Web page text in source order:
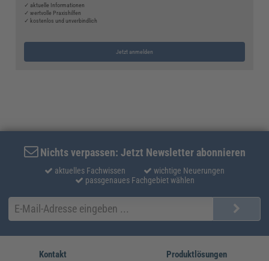
✓ aktuelle Informationen
✓ wertvolle Praxishilfen
✓ kostenlos und unverbindlich
Jetzt anmelden
Nichts verpassen: Jetzt Newsletter abonnieren
aktuelles Fachwissen
wichtige Neuerungen
passgenaues Fachgebiet wählen
Kontakt Produktlösungen